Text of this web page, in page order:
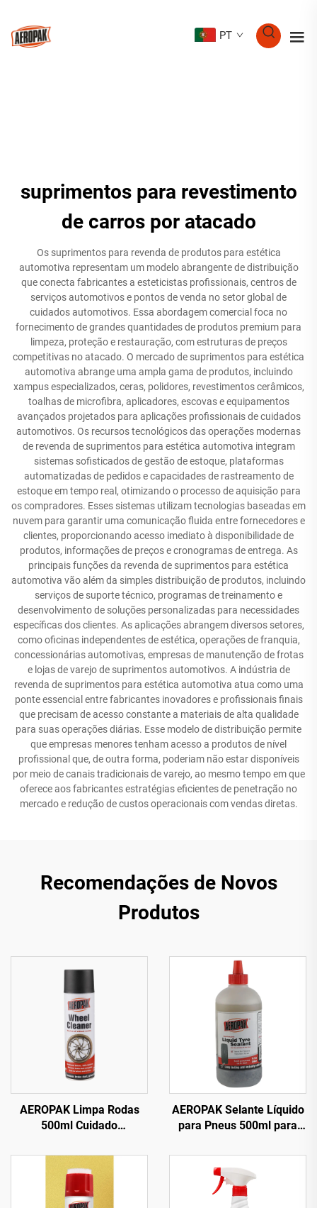
PT
suprimentos para revestimento
de carros por atacado
Os suprimentos para revenda de produtos para estética
automotiva representam um modelo abrangente de distribuição
que conecta fabricantes a esteticistas profissionais, centros de
serviços automotivos e pontos de venda no setor global de
cuidados automotivos. Essa abordagem comercial foca no
fornecimento de grandes quantidades de produtos premium para
limpeza, proteção e restauração, com estruturas de preços
competitivas no atacado. O mercado de suprimentos para estética
automotiva abrange uma ampla gama de produtos, incluindo
xampus especializados, ceras, polidores, revestimentos cerâmicos,
toalhas de microfibra, aplicadores, escovas e equipamentos
avançados projetados para aplicações profissionais de cuidados
automotivos. Os recursos tecnológicos das operações modernas
de revenda de suprimentos para estética automotiva integram
sistemas sofisticados de gestão de estoque, plataformas
automatizadas de pedidos e capacidades de rastreamento de
estoque em tempo real, otimizando o processo de aquisição para
os compradores. Esses sistemas utilizam tecnologias baseadas em
nuvem para garantir uma comunicação fluida entre fornecedores e
clientes, proporcionando acesso imediato à disponibilidade de
produtos, informações de preços e cronogramas de entrega. As
principais funções da revenda de suprimentos para estética
automotiva vão além da simples distribuição de produtos, incluindo
serviços de suporte técnico, programas de treinamento e
desenvolvimento de soluções personalizadas para necessidades
específicas dos clientes. As aplicações abrangem diversos setores,
como oficinas independentes de estética, operações de franquia,
concessionárias automotivas, empresas de manutenção de frotas
e lojas de varejo de suprimentos automotivos. A indústria de
revenda de suprimentos para estética automotiva atua como uma
ponte essencial entre fabricantes inovadores e profissionais finais
que precisam de acesso constante a materiais de alta qualidade
para suas operações diárias. Esse modelo de distribuição permite
que empresas menores tenham acesso a produtos de nível
profissional que, de outra forma, poderiam não estar disponíveis
por meio de canais tradicionais de varejo, ao mesmo tempo em que
oferece aos fabricantes estratégias eficientes de penetração no
mercado e redução de custos operacionais com vendas diretas.
Recomendações de Novos
Produtos
AEROPAK Limpa Rodas
500ml Cuidado
para Carros e Rodas
AEROPAK Selante Líquido
para Pneus 500ml para
Ser Usado com
Compressor de Ar